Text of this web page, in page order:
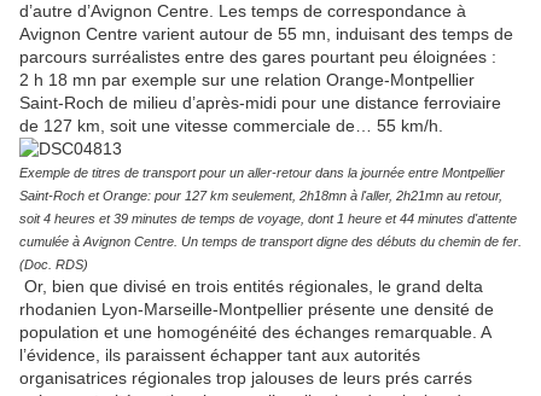
d’autre d’Avignon Centre. Les temps de correspondance à
Avignon Centre varient autour de 55 mn, induisant des temps de
parcours surréalistes entre des gares pourtant peu éloignées :
2 h 18 mn par exemple sur une relation Orange-Montpellier
Saint-Roch de milieu d’après-midi pour une distance ferroviaire
de 127 km, soit une vitesse commerciale de… 55 km/h.
Exemple de titres de transport pour un aller-retour dans la journée entre Montpellier
Saint-Roch et Orange: pour 127 km seulement, 2h18mn à l'aller, 2h21mn au retour,
soit 4 heures et 39 minutes de temps de voyage, dont 1 heure et 44 minutes d'attente
cumulée à Avignon Centre. Un temps de transport digne des débuts du chemin de fer.
(Doc. RDS)
Or, bien que divisé en trois entités régionales, le grand delta
rhodanien Lyon-Marseille-Montpellier présente une densité de
population et une homogénéité des échanges remarquable. A
l’évidence, ils paraissent échapper tant aux autorités
organisatrices régionales trop jalouses de leurs prés carrés